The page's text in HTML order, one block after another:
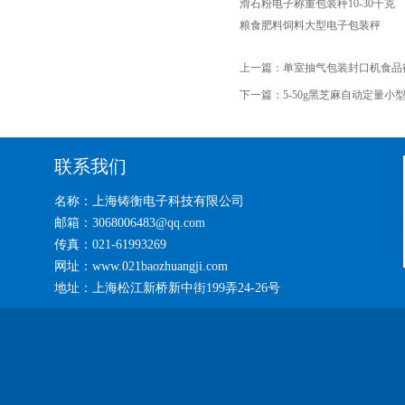
滑石粉电子称重包装秤10-30千克
粮食肥料饲料大型电子包装秤
上一篇： 单室抽气包装封口机食品
下一篇： 5-50g黑芝麻自动定量小
联系我们
名称：上海铸衡电子科技有限公司
邮箱：3068006483@qq.com
传真：021-61993269
网址：www.021baozhuangji.com
地址：上海松江新桥新中街199弄24-26号